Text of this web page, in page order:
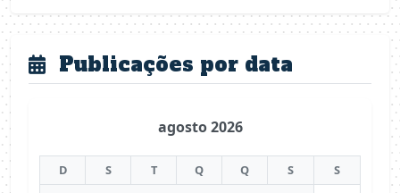
Publicações por data
agosto 2026
D S T Q Q S
S